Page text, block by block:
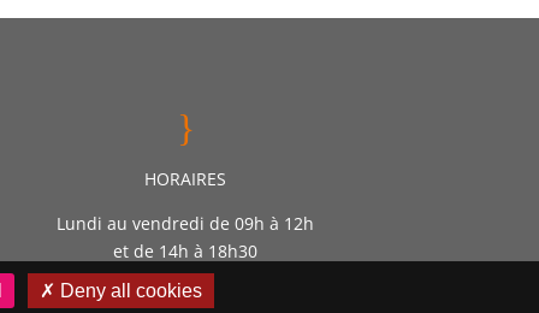
}
HORAIRES
Lundi au vendredi de 09h à 12h
et de 14h à 18h30
✗ Deny all cookies